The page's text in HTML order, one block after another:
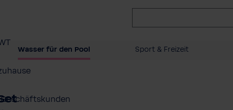
Wasser für den Pool Sport & Freizeit